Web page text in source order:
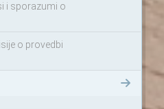
i sporazumi o
o provedbi